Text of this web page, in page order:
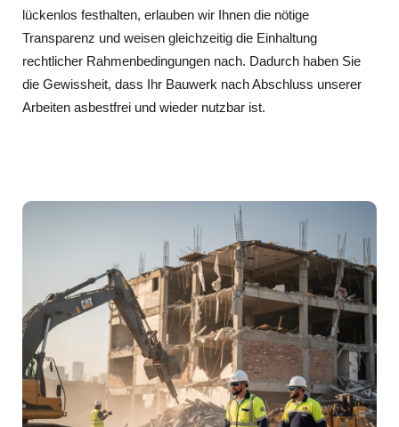
lückenlos festhalten, erlauben wir Ihnen die nötige
Transparenz und weisen gleichzeitig die Einhaltung
rechtlicher Rahmenbedingungen nach. Dadurch haben Sie
die Gewissheit, dass Ihr Bauwerk nach Abschluss unserer
Arbeiten asbestfrei und wieder nutzbar ist.